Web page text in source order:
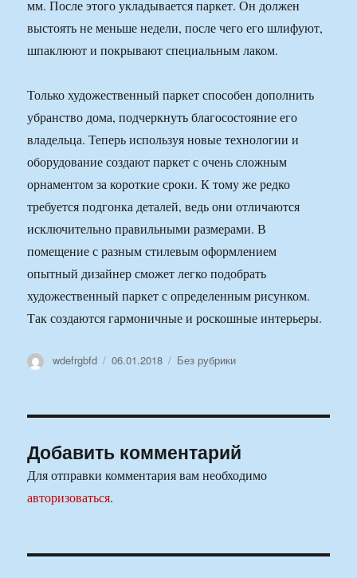
мм. После этого укладывается паркет. Он должен
выстоять не меньше недели, после чего его шлифуют,
шпаклюют и покрывают специальным лаком.
Только художественный паркет способен дополнить
убранство дома, подчеркнуть благосостояние его
владельца. Теперь используя новые технологии и
оборудование создают паркет с очень сложным
орнаментом за короткие сроки. К тому же редко
требуется подгонка деталей, ведь они отличаются
исключительно правильными размерами. В
помещение с разным стилевым оформлением
опытный дизайнер сможет легко подобрать
художественный паркет с определенным рисунком.
Так создаются гармоничные и роскошные интерьеры.
Автор
wdefrgbfd Опубликовано
06.01.2018 Рубрики
Без рубрики
Добавить комментарий
Для отправки комментария вам необходимо
авторизоваться.